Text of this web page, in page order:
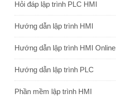
Hỏi đáp lập trình PLC HMI
Hướng dẫn lập trình HMI
Hướng dẫn lập trình HMI Online
Hướng dẫn lập trình PLC
Phần mềm lập trình HMI